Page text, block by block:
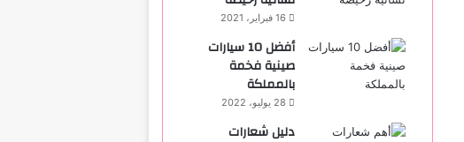
16 فبراير، 2021
أفضل 10 سيارات
صينية فخمة
بالمملكة
28 يوليو، 2022
دليل شعارات